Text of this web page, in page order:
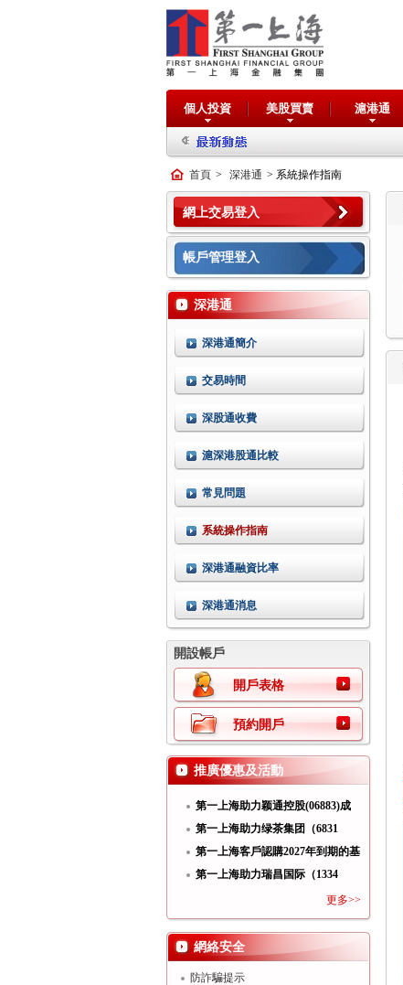
個人投資 美股買賣 滬港通
首頁 > 深港通 > 系統操作指南
網上交易登入
帳戶管理登入
深港通
深港通簡介
交易時間
深股通收費
滬深港股通比較
常見問題
系統操作指南
深港通融資比率
深港通消息
開設帳戶
開戶表格
預約開戶
推廣優惠及活動
第一上海助力颖通控股(06883)成
功
第一上海助力绿茶集团（6831
HK）
第一上海客戶認購2027年到期的基
第一上海助力瑞昌国际（1334
更多>>
網絡安全
防詐騙提示